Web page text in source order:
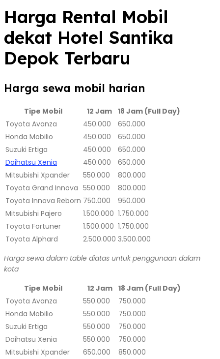
Harga Rental Mobil
dekat Hotel Santika
Depok Terbaru
Harga sewa mobil harian
Tipe Mobil 12 Jam 18 Jam (Full Day)
Toyota Avanza
450.000
650.000
Honda Mobilio
450.000
650.000
Suzuki Ertiga
450.000
650.000
Daihatsu Xenia
450.000
650.000
Mitsubishi Xpander
550.000
800.000
Toyota Grand Innova 550.000
800.000
Toyota Innova Reborn 750.000
950.000
Mitsubishi Pajero
1.500.000 1.750.000
Toyota Fortuner
1.500.000 1.750.000
Toyota Alphard
2.500.000 3.500.000
Harga sewa dalam table diatas untuk penggunaan dalam
kota
Tipe Mobil
12 Jam
18 Jam (Full Day)
Toyota Avanza
550.000
750.000
Honda Mobilio
550.000
750.000
Suzuki Ertiga
550.000
750.000
Daihatsu Xenia
550.000
750.000
Mitsubishi Xpander
650.000
850.000